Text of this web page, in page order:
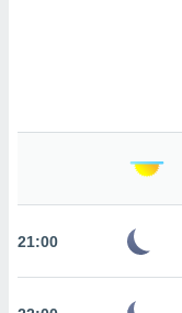
de
sitio
21:00